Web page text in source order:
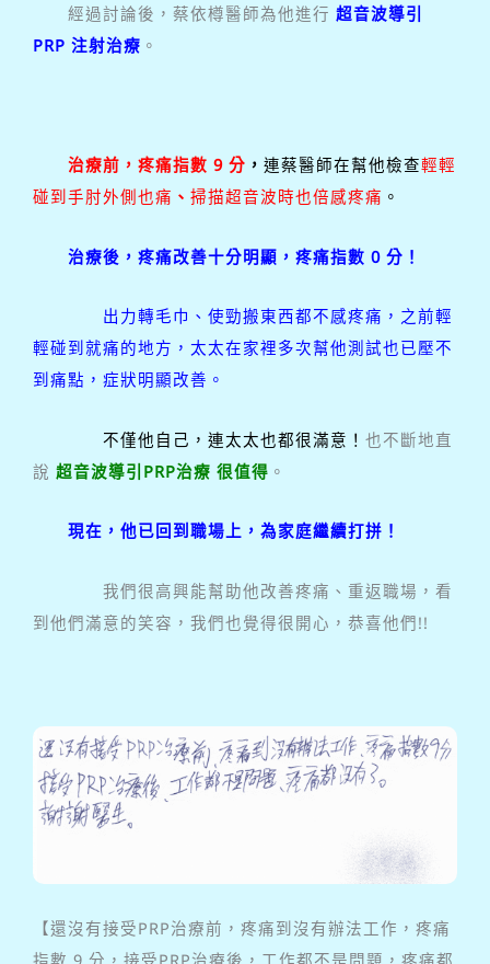
經過討論後，蔡依樽醫師為他進行 超音波導引
PRP 注射治療 。
治療前，疼痛指數 9 分 ， 連蔡醫師在幫他檢查輕輕
碰到手肘外側也痛 、 掃描超音波時也倍感疼痛 。
治療後，疼痛改善十分明顯， 疼痛指數 0 分！
出力轉毛巾、使勁搬東西都不感疼痛，之前輕
輕碰到就痛的地方，太太在家裡多次幫他測試也已壓不
到痛點，症狀明顯改善。
不僅他自己，連太太也都很滿意！ 也不斷地直
說 超音波導引PRP治療 很值得 。
現在，他已回到職場上，為家庭繼續打拼！
我們很高興能幫助他改善疼痛、重返職場，看
到他們滿意的笑容，我們也覺得很開心，恭喜他們!!
【還沒有接受PRP治療前，疼痛到沒有辦法工作，疼痛
指數 9 分，接受PRP治療後，工作都不是問題，疼痛都